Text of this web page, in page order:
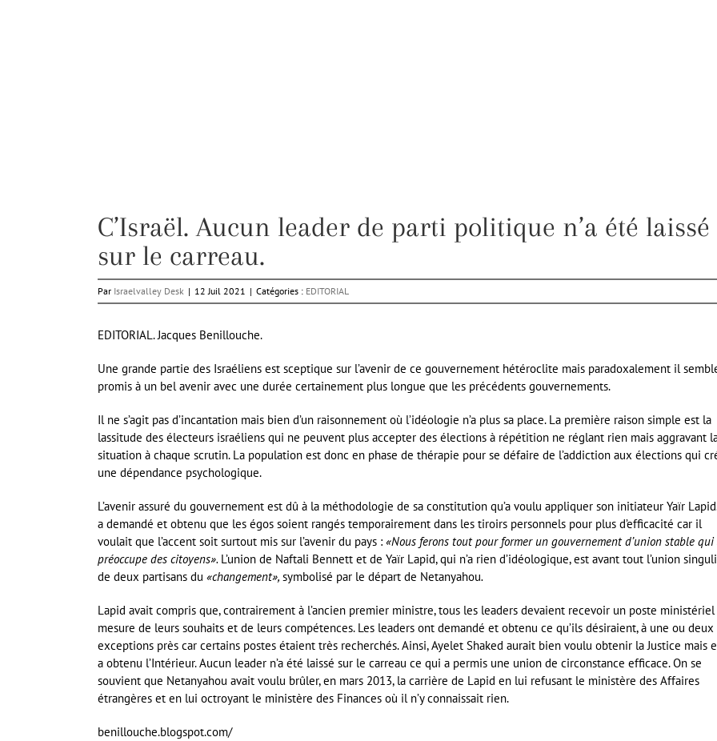
C’Israël. Aucun leader de parti politique n’a été laissé
sur le carreau.
Par Israelvalley Desk | 12 Juil 2021 | Catégories : EDITORIAL
EDITORIAL. Jacques Benillouche.
Une grande partie des Israéliens est sceptique sur l’avenir de ce gouvernement hétéroclite mais paradoxalement il
promis à un bel avenir avec une durée certainement plus longue que les précédents gouvernements.
Il ne s’agit pas d’incantation mais bien d’un raisonnement où l’idéologie n’a plus sa place. La première raison simple est la
lassitude des électeurs israéliens qui ne peuvent plus accepter des élections à répétition ne réglant rien mais aggravant
situation à chaque scrutin. La population est donc en phase de thérapie pour se défaire de l’addiction aux élections qui
une dépendance psychologique.
L’avenir assuré du gouvernement est dû à la méthodologie de sa constitution qu’a voulu appliquer son initiateur Yaïr
a demandé et obtenu que les égos soient rangés temporairement dans les tiroirs personnels pour plus d’efficacité car il
voulait que l’accent soit surtout mis sur l’avenir du pays : «Nous ferons tout pour former un gouvernement d’union stable qui
préoccupe des citoyens». L’union de Naftali Bennett et de Yaïr Lapid, qui n’a rien d’idéologique, est avant tout l’union
de deux partisans du «changement», symbolisé par le départ de Netanyahou.
Lapid avait compris que, contrairement à l’ancien premier ministre, tous les leaders devaient recevoir un poste ministériel
mesure de leurs souhaits et de leurs compétences. Les leaders ont demandé et obtenu ce qu’ils désiraient, à une ou deux
exceptions près car certains postes étaient très recherchés. Ainsi, Ayelet Shaked aurait bien voulu obtenir la Justice mais
a obtenu l’Intérieur. Aucun leader n’a été laissé sur le carreau ce qui a permis une union de circonstance efficace. On se
souvient que Netanyahou avait voulu brûler, en mars 2013, la carrière de Lapid en lui refusant le ministère des Affaires
étrangères et en lui octroyant le ministère des Finances où il n’y connaissait rien.
benillouche.blogspot.com/